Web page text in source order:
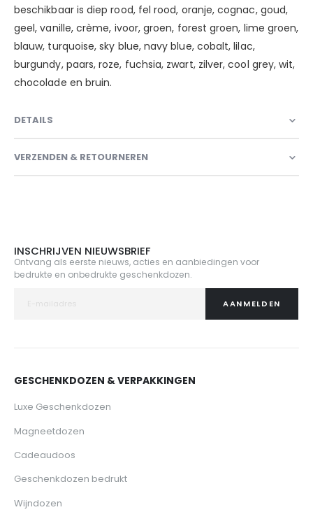
beschikbaar is diep rood, fel rood, oranje, cognac, goud,
geel, vanille, crème, ivoor, groen, forest groen, lime groen,
blauw, turquoise, sky blue, navy blue, cobalt, lilac,
burgundy, paars, roze, fuchsia, zwart, zilver, cool grey, wit,
chocolade en bruin.
DETAILS
VERZENDEN & RETOURNEREN
INSCHRIJVEN NIEUWSBRIEF
Ontvang als eerste nieuws, acties en aanbiedingen voor
bedrukte en onbedrukte geschenkdozen.
AANMELDEN
GESCHENKDOZEN & VERPAKKINGEN
Luxe Geschenkdozen
Magneetdozen
Cadeaudoos
Geschenkdozen bedrukt
Wijndozen